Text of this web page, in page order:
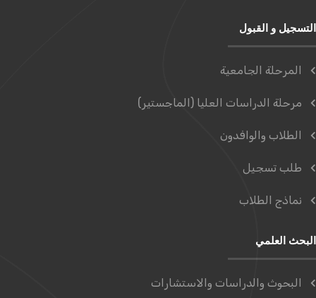
التسجيل و القبول
المرحلة الجامعية
مرحلة الدراسات العليا (الماجستير)
الطلاب والوافدون
طلب تسجيل
نماذج الطلاب
البحث العلمي
البحوث والدراسات والاستشارات